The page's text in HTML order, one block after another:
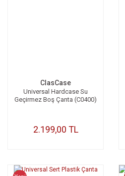
ClasCase
Universal Hardcase Su
Geçirmez Boş Çanta (C0400)
2.199,00 TL